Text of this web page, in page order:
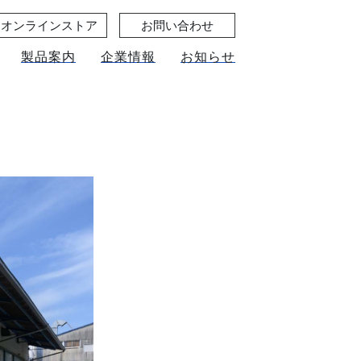
製品案内 企業情報 お知らせ
オンラインストア お問い合わせ